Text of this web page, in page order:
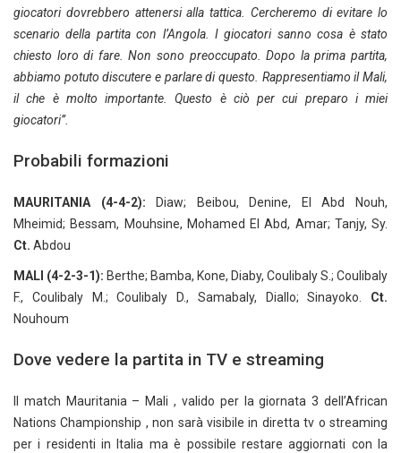
giocatori dovrebbero attenersi alla tattica. Cercheremo di evitare lo
scenario della partita con l’Angola. I giocatori sanno cosa è stato
chiesto loro di fare. Non sono preoccupato. Dopo la prima partita,
abbiamo potuto discutere e parlare di questo. Rappresentiamo il Mali,
il che è molto importante. Questo è ciò per cui preparo i miei
giocatori”.
Probabili formazioni
MAURITANIA (4-4-2): Diaw; Beibou, Denine, El Abd Nouh,
Mheimid; Bessam, Mouhsine, Mohamed El Abd, Amar; Tanjy, Sy.
Ct. Abdou
MALI (4-2-3-1): Berthe; Bamba, Kone, Diaby, Coulibaly S.; Coulibaly
F., Coulibaly M.; Coulibaly D., Samabaly, Diallo; Sinayoko. Ct.
Nouhoum
Dove vedere la partita in TV e streaming
Il match Mauritania – Mali , valido per la giornata 3 dell’African
Nations Championship , non sarà visibile in diretta tv o streaming
per i residenti in Italia ma è possibile restare aggiornati con la